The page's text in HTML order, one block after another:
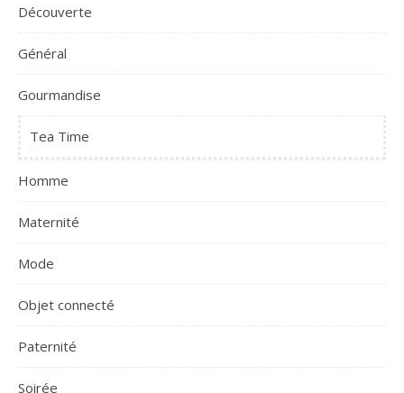
Découverte
Général
Gourmandise
Tea Time
Homme
Maternité
Mode
Objet connecté
Paternité
Soirée